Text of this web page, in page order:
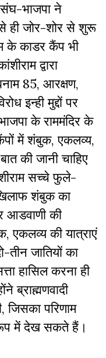
संघ-भाजपा ने
ही जोर-शोर से शुरू
के काडर कैंप भी
द्वारा
85, आरक्षण,
इन्ही मुद्दों पर
के राममंदिर के
में शंबुक, एकलव्य,
की जानी चाहिए
सच्चे फुले-
शंबुक का
आडवाणी की
एकलव्य की यात्राएं
जातियों का
हासिल करना ही
ब्राह्मणवादी
जिसका परिणाम
में देख सकते हैं।